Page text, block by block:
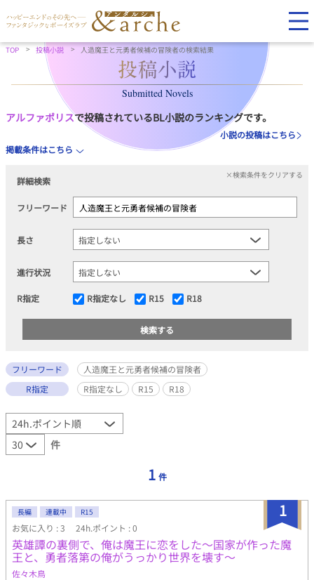
TOP 投稿小説 人造魔王と元勇者候補の冒険者の検索結果
Submitted Novels
アルファポリスで投稿されているBL小説のランキングです。
小説の投稿はこちら
掲載条件はこちら
詳細検索
×検索条件をクリアする
フリーワード
長さ
進行状況
R指定 R指定なし R15 R18
フリーワード
人造魔王と元勇者候補の冒険者
R指定
R指定なし R15 R18
件
1 件
1
長編 連載中 R15
お気に入り : 3 24h.ポイント : 0
英雄譚の裏側で、俺は魔王に恋をした～国家が作った魔
王と、勇者落第の俺がうっかり世界を壊す～
佐々木鳥